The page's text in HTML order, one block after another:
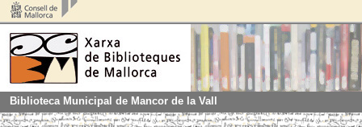
Biblioteca Municipal de Mancor de la Vall